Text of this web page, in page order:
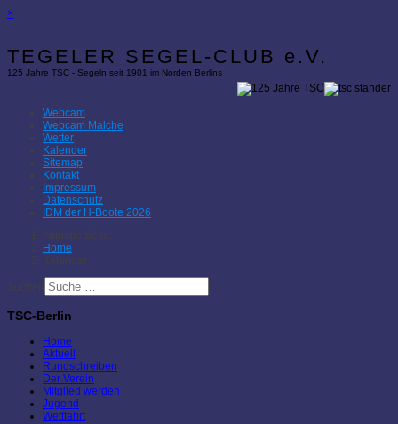
×
TEGELER SEGEL-CLUB e.V.
125 Jahre TSC - Segeln seit 1901 im Norden Berlins
Webcam
Webcam Malche
Wetter
Kalender
Sitemap
Kontakt
Impressum
Datenschutz
IDM der H-Boote 2026
Aktuelle Seite:
Home
Kalender
Suchen
TSC-Berlin
Home
Aktuell
Rundschreiben
Der Verein
Mitglied werden
Jugend
Wettfahrt